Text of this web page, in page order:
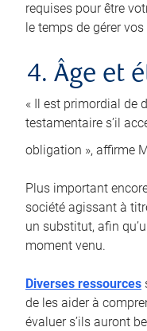
requises pour être
le temps de gérer
4. Âge et
« Il est primordial de
testamentaire s’il
obligation », affirme
Plus important
société agissant à
un substitut, afin
moment venu.
Diverses ressources
de les aider à
évaluer s’ils auront